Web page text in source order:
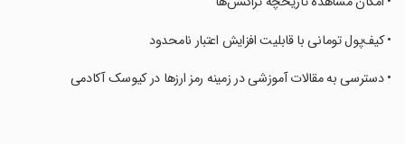
‏• کیف‌پول تومانی با قابلیت افزایش اعتبار نامحدود
‏• دسترسی به مقالات آموزشی در زمینه رمز ارزها در کیوسک آکادمی